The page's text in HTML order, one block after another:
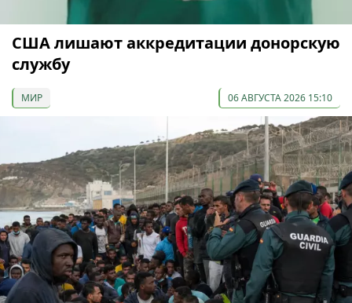
США лишают аккредитации донорскую
службу
МИР 06 АВГУСТА 2026 15:10